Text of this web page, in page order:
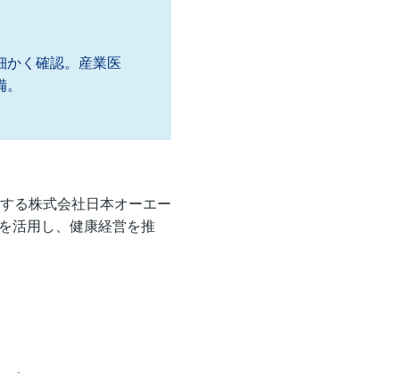
かく確認。産業医
る株式会社日本オーエー
活用し、健康経営を推